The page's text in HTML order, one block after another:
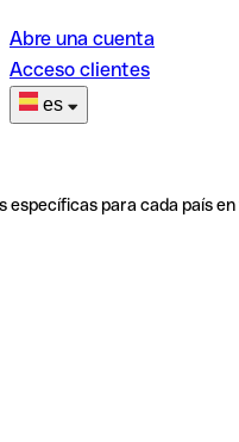
Abre una cuenta
Acceso clientes
es
específicas para cada país